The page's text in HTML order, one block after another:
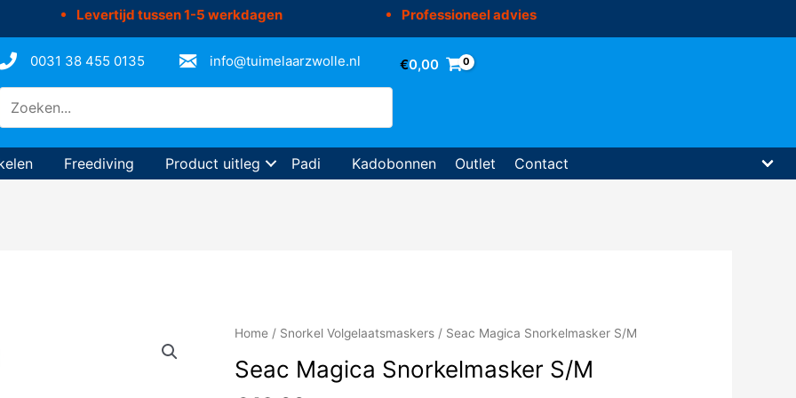
Levertijd tussen 1-5 werkdagen Professioneel advies
0031 38 455 0135 info@tuimelaarzwolle.nl €0,00
Freediving Product uitleg Padi Kadobonnen Outlet Contact
Home / Snorkel Volgelaatsmaskers / Seac Magica Snorkelmasker S/M
Seac Magica Snorkelmasker S/M